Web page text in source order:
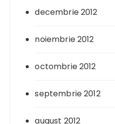
decembrie 2012
noiembrie 2012
octombrie 2012
septembrie 2012
august 2012